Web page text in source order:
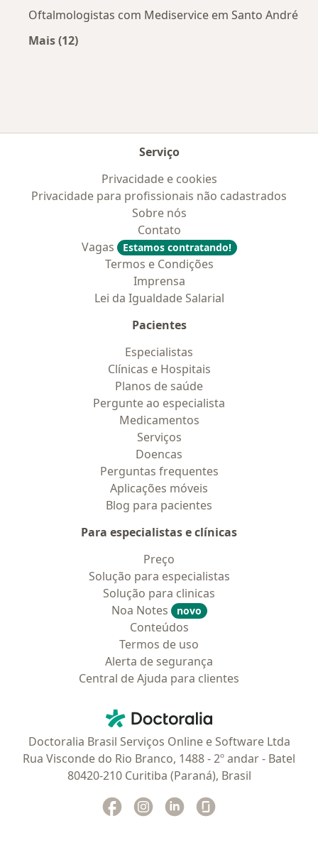
Oftalmologistas com Mediservice em Santo André
Mais (12)
Serviço
Privacidade e cookies
Privacidade para profissionais não cadastrados
Sobre nós
Contato
Vagas
Estamos contratando!
Termos e Condições
Imprensa
Lei da Igualdade Salarial
Pacientes
Especialistas
Clínicas e Hospitais
Planos de saúde
Pergunte ao especialista
Medicamentos
Serviços
Doencas
Perguntas frequentes
Aplicações móveis
Blog para pacientes
Para especialistas e clínicas
Preço
Solução para especialistas
Solução para clinicas
Noa Notes
novo
Conteúdos
Termos de uso
Alerta de segurança
Central de Ajuda para clientes
Doctoralia - Homepage
Doctoralia Brasil Serviços Online e Software Ltda
Rua Visconde do Rio Branco, 1488 - 2º andar - Batel
80420-210 Curitiba (Paraná), Brasil
Facebook
abre num novo separador
Instagram
abre num novo separador
Linkedin
abre num novo